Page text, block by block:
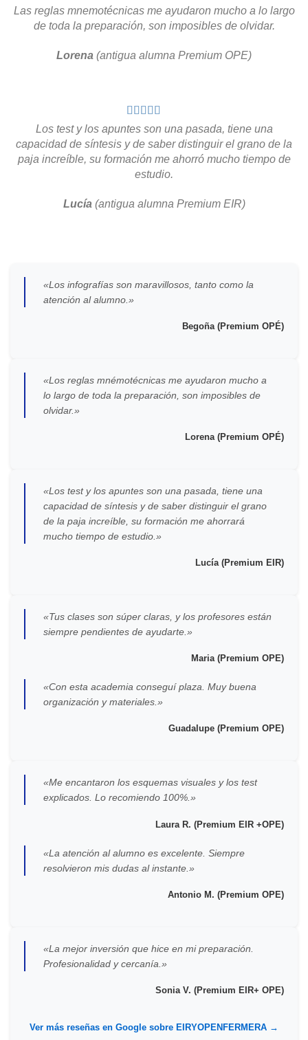
Las reglas mnemotécnicas me ayudaron mucho a lo largo
de toda la preparación, son imposibles de olvidar.
Lorena (antigua alumna Premium OPE)
Los test y los apuntes son una pasada, tiene una
capacidad de síntesis y de saber distinguir el grano de la
paja increíble, su formación me ahorró mucho tiempo de
estudio.
Lucía (antigua alumna Premium EIR)
«Los infografías son maravillosos, tanto como la
atención al alumno.»
Begoña (Premium OPÉ)
«Los reglas mnémotécnicas me ayudaron mucho a
lo largo de toda la preparación, son imposibles de
olvidar.»
Lorena (Premium OPÉ)
«Los test y los apuntes son una pasada, tiene una
capacidad de síntesis y de saber distinguir el grano
de la paja increíble, su formación me ahorrará
mucho tiempo de estudio.»
Lucía (Premium EIR)
«Tus clases son súper claras, y los profesores están
siempre pendientes de ayudarte.»
Maria (Premium OPE)
«Con esta academia conseguí plaza. Muy buena
organización y materiales.»
Guadalupe (Premium OPE)
«Me encantaron los esquemas visuales y los test
explicados. Lo recomiendo 100%.»
Laura R. (Premium EIR +OPE)
«La atención al alumno es excelente. Siempre
resolvieron mis dudas al instante.»
Antonio M. (Premium OPE)
«La mejor inversión que hice en mi preparación.
Profesionalidad y cercanía.»
Sonia V. (Premium EIR+ OPE)
Ver más reseñas en Google sobre EIRYOPENFERMERA →